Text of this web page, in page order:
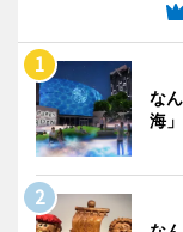
な
海